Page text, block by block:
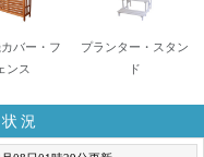
バー・フ
ンス
プランター・スタン
ド
況